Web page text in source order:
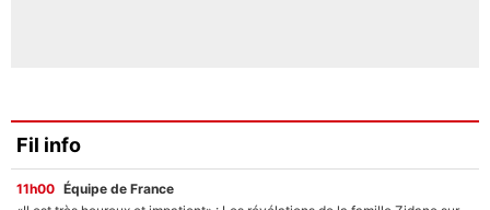
Fil info
11h00 Équipe de France